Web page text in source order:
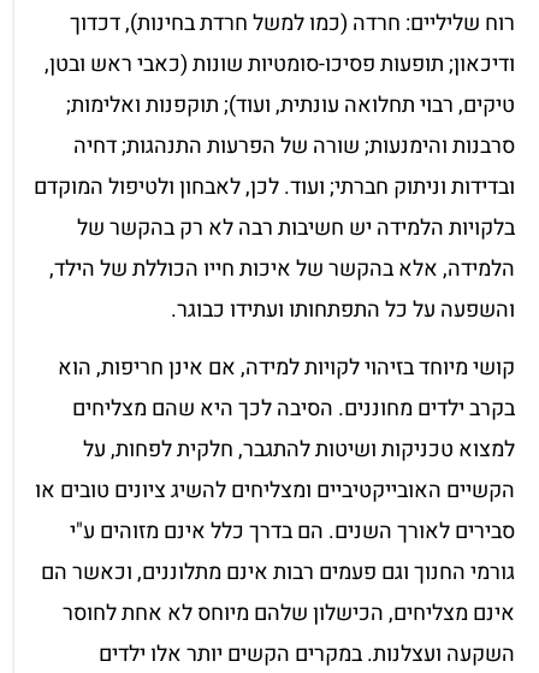
רוח שליליים: חרדה (כמו למשל חרדת בחינות), דכדוך
ודיכאון; תופעות פסיכו-סומטיות שונות (כאבי ראש ובטן,
טיקים, רבוי תחלואה עונתית, ועוד); תוקפנות ואלימות;
סרבנות והימנעות; שורה של הפרעות התנהגות; דחיה
ובדידות וניתוק חברתי; ועוד. לכן, לאבחון ולטיפול המוקדם
בלקויות הלמידה יש חשיבות רבה לא רק בהקשר של
הלמידה, אלא בהקשר של איכות חייו הכוללת של הילד,
והשפעה על כל התפתחותו ועתידו כבוגר.
קושי מיוחד בזיהוי לקויות למידה, אם אינן חריפות, הוא
בקרב ילדים מחוננים. הסיבה לכך היא שהם מצליחים
למצוא טכניקות ושיטות להתגבר, חלקית לפחות, על
הקשיים האובייקטיביים ומצליחים להשיג ציונים טובים או
סבירים לאורך השנים. הם בדרך כלל אינם מזוהים ע"י
גורמי החנוך וגם פעמים רבות אינם מתלוננים, וכאשר הם
אינם מצליחים, הכישלון שלהם מיוחס לא אחת לחוסר
השקעה ועצלנות. במקרים הקשים יותר אלו ילדים